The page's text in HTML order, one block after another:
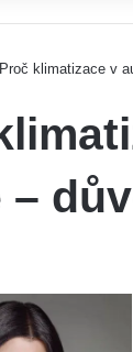
Proč klimatizace v